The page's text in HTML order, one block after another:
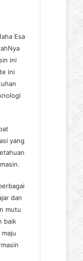
Esa
ini
ini
yang
dan
mutu
baik